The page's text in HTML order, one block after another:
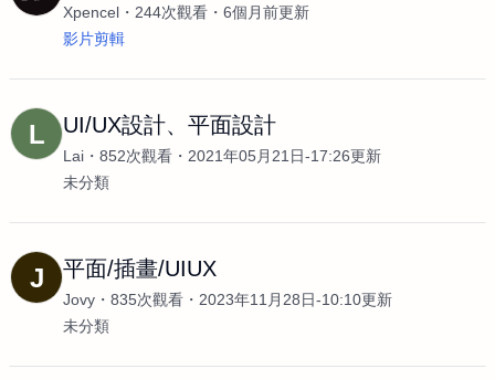
Xpencel 244次觀看
6個月前更新
影片剪輯
L UI/UX設計、平面設計
Lai 852次觀看
2021年05月21日-17:26更新
未分類
J 平面/插畫/UIUX
Jovy 835次觀看
2023年11月28日-10:10更新
未分類